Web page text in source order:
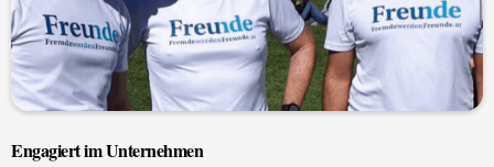
Engagiert im Unternehmen